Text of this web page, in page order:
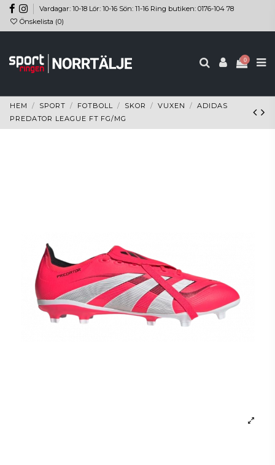
Vardagar: 10-18 Lör: 10-16 Sön: 11-16 Ring butiken: 0176-104 78
Önskelista (0)
0
HEM SPORT FOTBOLL SKOR VUXEN
ADIDAS
PREDATOR LEAGUE FT FG/MG